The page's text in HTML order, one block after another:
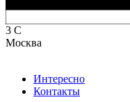
3 C
Москва
Интересно
Контакты